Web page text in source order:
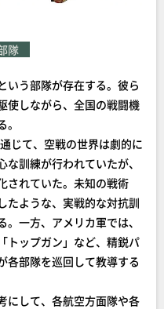
隊
う部隊が存在する。彼ら
使しながら、全国の戦闘機
じて、空戦の世界は劇的に
訓練が行われていたが、
されていた。未知の戦術
たような、実戦的な対抗訓
一方、アメリカ軍では、
トップガン」など、精鋭パ
各部隊を巡回して教導する
にして、各航空方面隊や各